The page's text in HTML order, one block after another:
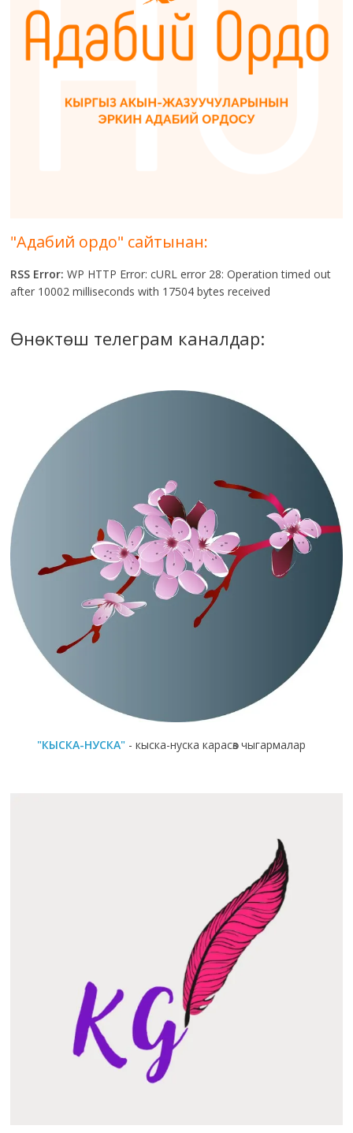
"Адабий ордо" сайтынан:
RSS Error: WP HTTP Error: cURL error 28: Operation timed out
after 10002 milliseconds with 17504 bytes received
Өнөктөш телеграм каналдар:
"КЫСКА-НУСКА" - кыска-нуска карасөз чыгармалар